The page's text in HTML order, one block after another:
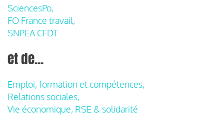
SciencesPo,
FO France travail,
SNPEA CFDT
et de...
Emploi, formation et compétences,
Relations sociales,
Vie économique, RSE & solidarité